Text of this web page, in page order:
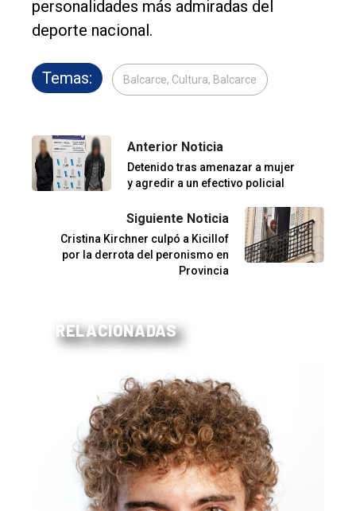
personalidades más admiradas del
deporte nacional.
Temas: Balcarce, Cultura, Balcarce
Anterior Noticia
Detenido tras amenazar a mujer
y agredir a un efectivo policial
Siguiente Noticia
Cristina Kirchner culpó a Kicillof
por la derrota del peronismo en
Provincia
RELACIONADAS